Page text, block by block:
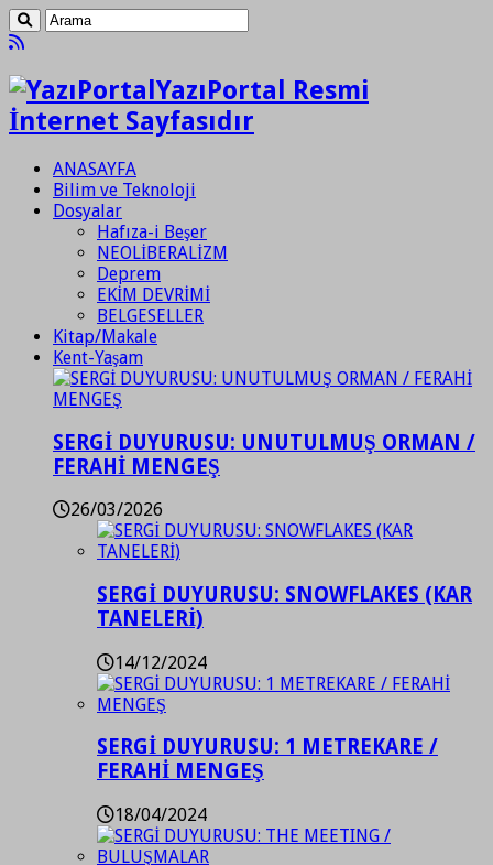
YazıPortal Resmi
İnternet Sayfasıdır
ANASAYFA
Bilim ve Teknoloji
Dosyalar
Hafıza-i Beşer
NEOLİBERALİZM
Deprem
EKİM DEVRİMİ
BELGESELLER
Kitap/Makale
Kent-Yaşam
SERGİ DUYURUSU: UNUTULMUŞ ORMAN /
FERAHİ MENGEŞ
26/03/2026
SERGİ DUYURUSU: SNOWFLAKES (KAR
TANELERİ)
14/12/2024
SERGİ DUYURUSU: 1 METREKARE /
FERAHİ MENGEŞ
18/04/2024